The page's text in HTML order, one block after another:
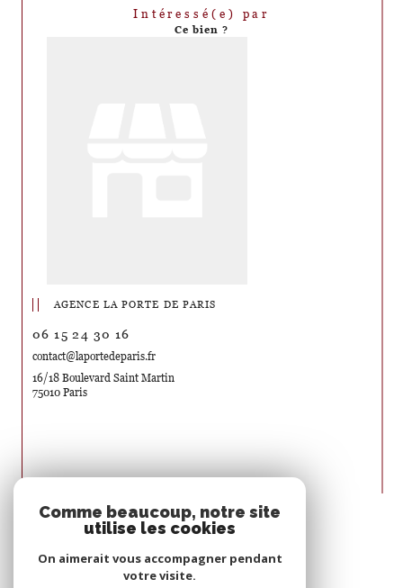
Intéressé(e) par
Ce bien ?
AGENCE LA PORTE DE PARIS
06 15 24 30 16
contact@laportedeparis.fr
16/18 Boulevard Saint Martin
75010 Paris
Nous suivre sur
Comme beaucoup, notre site
utilise les cookies
On aimerait vous accompagner pendant
votre visite.